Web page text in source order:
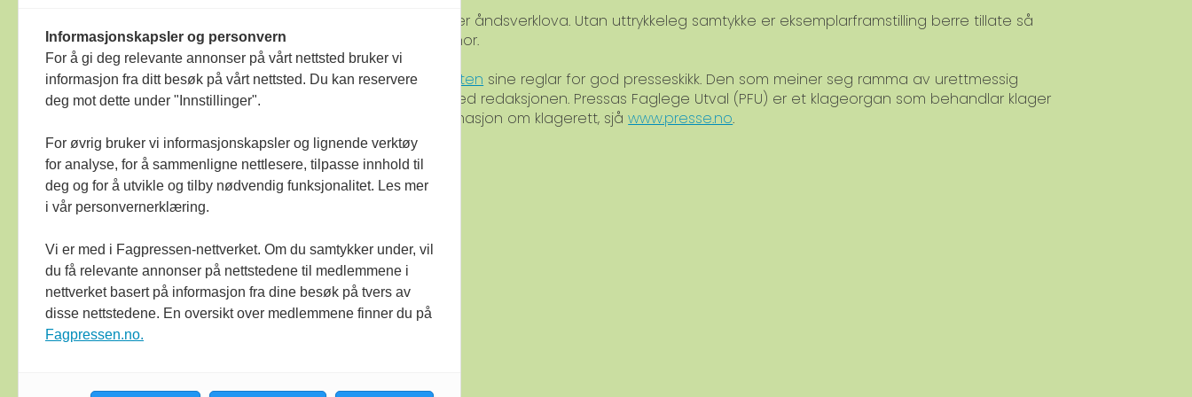
Materialet er verna etter åndsverklova. Utan uttrykkeleg samtykke er eksemplarframstilling berre tillate så
langt det har heimel i lov eller avtale med Kopinor.
Bok & bibliotek arbeider etterVer Varsam-plakaten sine reglar for god presseskikk. Den som meiner seg ramma av urettmessig
medieomtale, blir oppfordra om å ta kontakt med redaksjonen. Pressas Faglege Utval (PFU) er et klageorgan som behandlar klager
mot mediene i presseetiske spørsmål. For informasjon om klagerett, sjåwww.presse.no.
Bok & bibliotek
arbeider etterVer
Varsam -plakaten
Informasjonskapsler og personvern
For å gi deg relevante annonser på vårt nettsted bruker vi
informasjon fra ditt besøk på vårt nettsted. Du kan reservere
deg mot dette under "Innstillinger".
For øvrig bruker vi informasjonskapsler og lignende verktøy
for analyse, for å sammenligne nettlesere, tilpasse innhold til
deg og for å utvikle og tilby nødvendig funksjonalitet. Les mer
i vår personvernerklæring.
Vi er med i Fagpressen-nettverket. Om du samtykker under, vil
du få relevante annonser på nettstedene til medlemmene i
nettverket basert på informasjon fra dine besøk på tvers av
disse nettstedene. En oversikt over medlemmene finner du på
Fagpressen.no.